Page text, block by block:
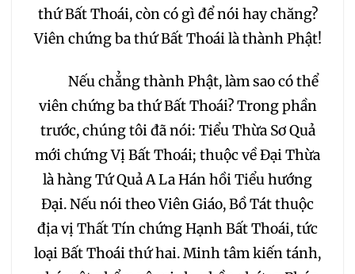
200 201 202
203 204 205
206 207 208
209 210 211 212
213 214 215 216
thứ Bất Thoái, còn có gì để nói hay chăng?
Viên chứng ba thứ Bất Thoái là thành Phật!
Nếu chẳng thành Phật, làm sao có thể
viên chứng ba thứ Bất Thoái? Trong phần
trước, chúng tôi đã nói: Tiểu Thừa Sơ Quả
mới chứng Vị Bất Thoái; thuộc về Đại Thừa
là hàng Tứ Quả A La Hán hồi Tiểu hướng
Đại. Nếu nói theo Viên Giáo, Bồ Tát thuộc
địa vị Thất Tín chứng Hạnh Bất Thoái, tức
loại Bất Thoái thứ hai. Minh tâm kiến tánh,